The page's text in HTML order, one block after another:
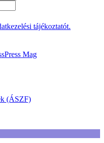
tájékoztatót.
Mag
(ÁSZF)